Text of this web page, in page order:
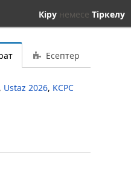
Кіру немесе Тіркелу
Есептер
, Ustaz 2026, KCPC